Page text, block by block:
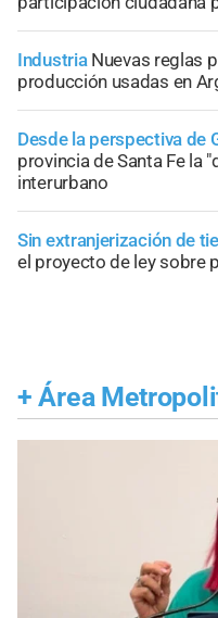
Industria Nuevas reglas
producción usadas en
Desde la perspectiva de
provincia de Santa Fe la
interurbano
Sin extranjerización de
el proyecto de ley sobre
+ Área